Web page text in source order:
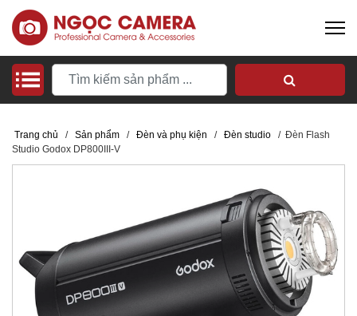
Trang chủ / Sản phẩm / Đèn và phụ kiện / Đèn studio / Đèn Flash
Studio Godox DP800III-V